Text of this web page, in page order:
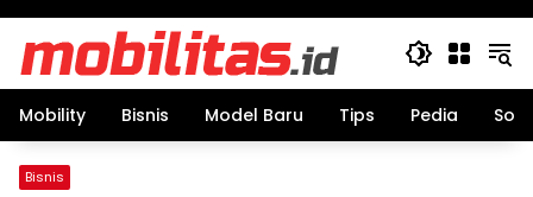
Mobility Bisnis Model Baru Tips Pedia
Bisnis